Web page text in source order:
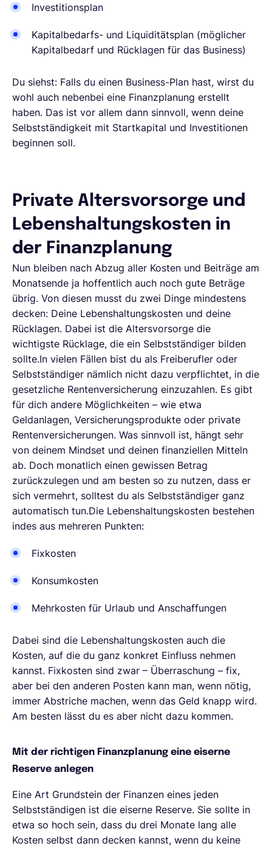
Investitionsplan
Kapitalbedarfs- und Liquiditätsplan (möglicher
Kapitalbedarf und Rücklagen für das Business)
Du siehst: Falls du einen Business-Plan hast, wirst du
wohl auch nebenbei eine Finanzplanung erstellt
haben. Das ist vor allem dann sinnvoll, wenn deine
Selbstständigkeit mit Startkapital und Investitionen
beginnen soll.
Private Altersvorsorge und
Lebenshaltungskosten in
der Finanzplanung
Nun bleiben nach Abzug aller Kosten und Beiträge am
Monatsende ja hoffentlich auch noch gute Beträge
übrig. Von diesen musst du zwei Dinge mindestens
decken: Deine Lebenshaltungskosten und deine
Rücklagen. Dabei ist die Altersvorsorge die
wichtigste Rücklage, die ein Selbstständiger bilden
sollte.In vielen Fällen bist du als Freiberufler oder
Selbstständiger nämlich nicht dazu verpflichtet, in die
gesetzliche Rentenversicherung einzuzahlen. Es gibt
für dich andere Möglichkeiten – wie etwa
Geldanlagen, Versicherungsprodukte oder private
Rentenversicherungen. Was sinnvoll ist, hängt sehr
von deinem Mindset und deinen finanziellen Mitteln
ab. Doch monatlich einen gewissen Betrag
zurückzulegen und am besten so zu nutzen, dass er
sich vermehrt, solltest du als Selbstständiger ganz
automatisch tun.Die Lebenshaltungskosten bestehen
indes aus mehreren Punkten:
Fixkosten
Konsumkosten
Mehrkosten für Urlaub und Anschaffungen
Dabei sind die Lebenshaltungskosten auch die
Kosten, auf die du ganz konkret Einfluss nehmen
kannst. Fixkosten sind zwar – Überraschung – fix,
aber bei den anderen Posten kann man, wenn nötig,
immer Abstriche machen, wenn das Geld knapp wird.
Am besten lässt du es aber nicht dazu kommen.
Mit der richtigen Finanzplanung eine eiserne
Reserve anlegen
Eine Art Grundstein der Finanzen eines jeden
Selbstständigen ist die eiserne Reserve. Sie sollte in
etwa so hoch sein, dass du drei Monate lang alle
Kosten selbst dann decken kannst, wenn du keine